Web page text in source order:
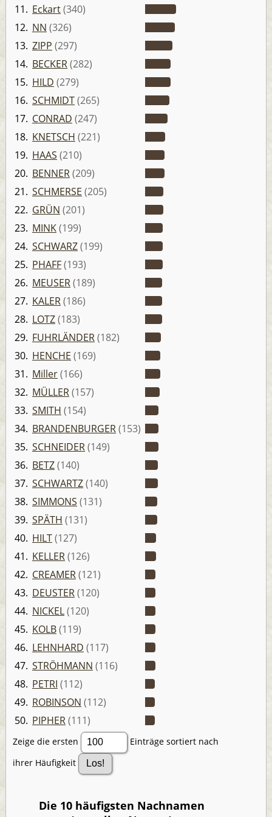
11. Eckart(340)
12. NN (326)
13. ZIPP (297)
14. BECKER(282)
15. HILD (279)
16. SCHMIDT(265)
17. CONRAD (247)
18. KNETSCH (221)
19. HAAS (210)
20. BENNER(209)
21. SCHMERSE (205)
22. GRÜN (201)
23. MINK(199)
24. SCHWARZ(199)
25. PHAFF(193)
26. MEUSER(189)
27. KALER(186)
28. LOTZ(183)
29. FUHRLÄNDER(182)
30. HENCHE (169)
31. Miller(166)
32. MÜLLER(157)
33. SMITH (154)
34. BRANDENBURGER(153)
35. SCHNEIDER(149)
36. BETZ(140)
37. SCHWARTZ(140)
38. SIMMONS (131)
39. SPÄTH (131)
40. HILT(127)
41. KELLER(126)
42. CREAMER(121)
43. DEUSTER(120)
44. NICKEL(120)
45. KOLB(119)
46. LEHNHARD (117)
47. STRÖHMANN (116)
48. PETRI (112)
49. ROBINSON (112)
50. PIPHER(111)
Zeige die ersten
Einträge sortiert nach
ihrer Häufigkeit
Die 10 häufigsten Nachnamen